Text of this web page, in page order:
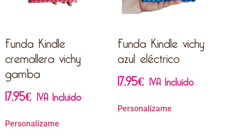
Funda Kindle
cremallera vichy
gamba
17,95€ IVA Incluido
Personalízame
Funda Kindle vichy
azul eléctrico
17,95€ IVA Incluido
Personalízame